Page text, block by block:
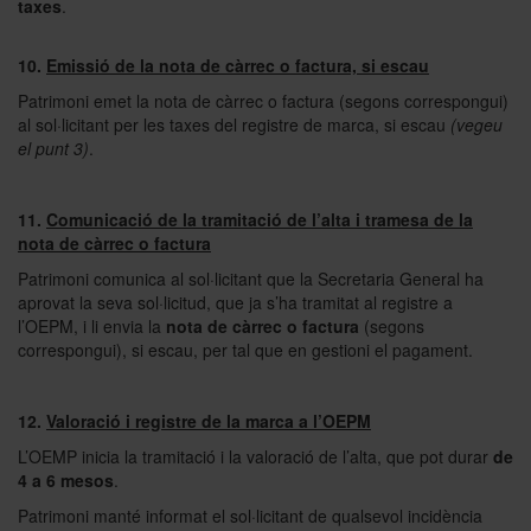
taxes
10. Emissió de la nota de càrrec o factura, si escau
Patrimoni emet la nota de càrrec o factura (segons correspongui)
al sol·licitant per les taxes del registre de marca, si escau (vegeu
el punt 3)
11. Comunicació de la tramitació de l’alta i tramesa de la
nota de càrrec o factura
Patrimoni comunica al sol·licitant que la Secretaria General ha
aprovat la seva sol·licitud, que ja s’ha tramitat al registre a
l’OEPM, i li envia la nota de càrrec o factura (segons
correspongui), si escau, per tal que en gestioni el pagament.
12. Valoració i registre de la marca a l’OEPM
L’OEMP inicia la tramitació i la valoració de l’alta, que pot durar de
4 a 6 mesos
Patrimoni manté informat el sol·licitant de qualsevol incidència